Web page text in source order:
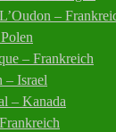
–
– Frankreich
– Israel
– Kanada